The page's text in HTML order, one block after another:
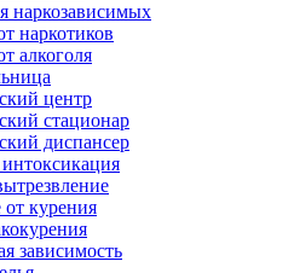
наркозависимых
наркотиков
алкоголя
центр
стационар
диспансер
курения
зависимость